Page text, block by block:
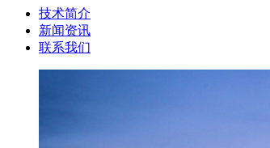
技术简介
新闻资讯
联系我们